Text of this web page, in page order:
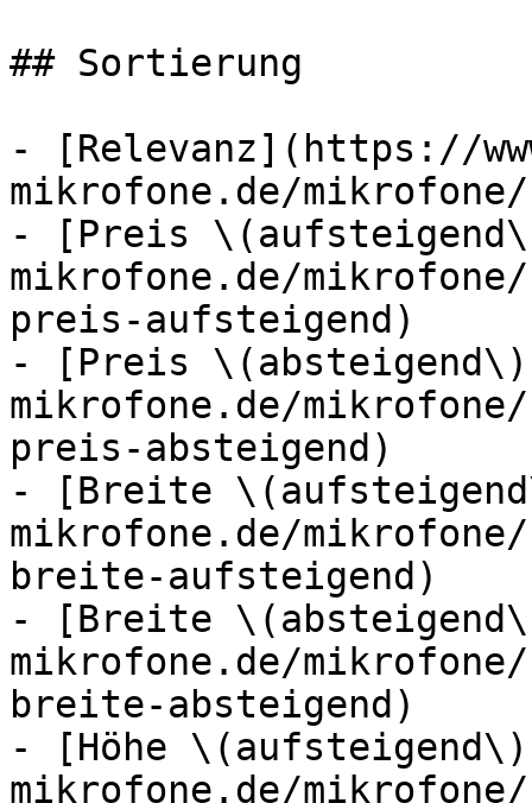
## Sortierung
- [Relevanz](https://
mikrofone.de/
- [Preis
mikrofone.de/
preis-aufsteigend)
- [Preis
mikrofone.de/
preis-absteigend)
- [Breite
mikrofone.de/
breite-aufsteigend)
- [Breite
mikrofone.de/
breite-absteigend)
- [Höhe
mikrofone.de/